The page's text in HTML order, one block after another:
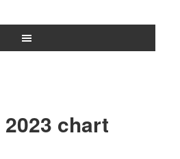
2023 chart